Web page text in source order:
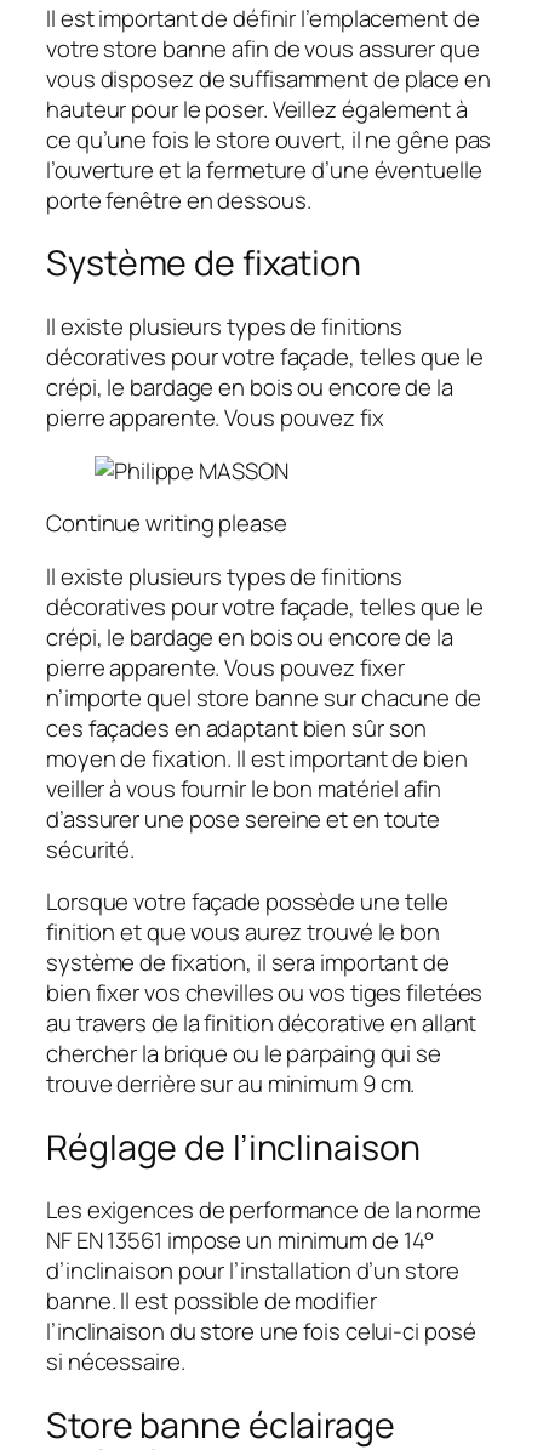
Il est important de définir l’emplacement de
votre store banne afin de vous assurer que
vous disposez de suffisamment de place en
hauteur pour le poser. Veillez également à
ce qu’une fois le store ouvert, il ne gêne pas
l’ouverture et la fermeture d’une éventuelle
porte fenêtre en dessous.
Système de fixation
Il existe plusieurs types de finitions
décoratives pour votre façade, telles que le
crépi, le bardage en bois ou encore de la
pierre apparente. Vous pouvez fix
Continue writing please
Il existe plusieurs types de finitions
décoratives pour votre façade, telles que le
crépi, le bardage en bois ou encore de la
pierre apparente. Vous pouvez fixer
n’importe quel store banne sur chacune de
ces façades en adaptant bien sûr son
moyen de fixation. Il est important de bien
veiller à vous fournir le bon matériel afin
d’assurer une pose sereine et en toute
sécurité.
Lorsque votre façade possède une telle
finition et que vous aurez trouvé le bon
système de fixation, il sera important de
bien fixer vos chevilles ou vos tiges filetées
au travers de la finition décorative en allant
chercher la brique ou le parpaing qui se
trouve derrière sur au minimum 9 cm.
Réglage de l’inclinaison
Les exigences de performance de la norme
NF EN 13561 impose un minimum de 14°
d’inclinaison pour l’installation d’un store
banne. Il est possible de modifier
l’inclinaison du store une fois celui-ci posé
si nécessaire.
Store banne éclairage